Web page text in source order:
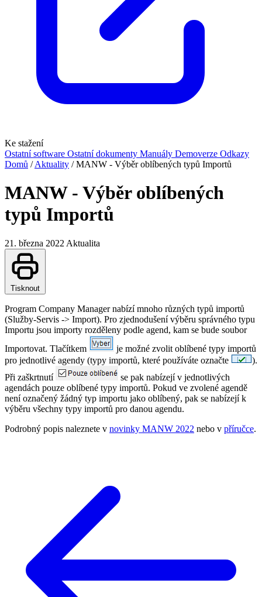
Ke stažení
Ostatní software Ostatní dokumenty Manuály Demoverze Odkazy
Domů / Aktuality / MANW - Výběr oblíbených typů Importů
MANW - Výběr oblíbených
typů Importů
21. března 2022 Aktualita
Tisknout
Program Company Manager nabízí mnoho různých typů importů
(Služby-Servis -> Import). Pro zjednodušení výběru správného typu
Importu jsou importy rozděleny podle agend, kam se bude soubor
Importovat. Tlačítkem
je možné zvolit oblíbené typy importů
pro jednotlivé agendy (typy importů, které používáte označte
).
Při zaškrtnutí
se pak nabízejí v jednotlivých
agendách pouze oblíbené typy importů. Pokud ve zvolené agendě
není označený žádný typ importu jako oblíbený, pak se nabízejí k
výběru všechny typy importů pro danou agendu.
Podrobný popis naleznete v novinky MANW 2022 nebo v příručce.